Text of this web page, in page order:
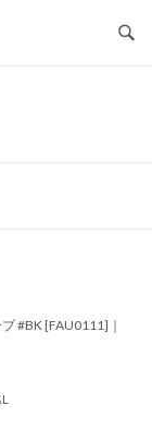
#BK [FAU0111]｜